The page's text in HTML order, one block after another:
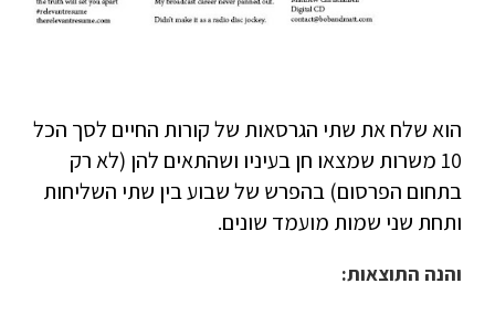
הוא שלח את שתי הגרסאות של קורות החיים לסך הכל
10 משרות שמצאו חן בעיניו ושהתאים להן (לא רק
בתחום הפרסום) בהפרש של שבוע בין שתי השליחות
ותחת שני שמות מועמד שונים.
והנה התוצאות: